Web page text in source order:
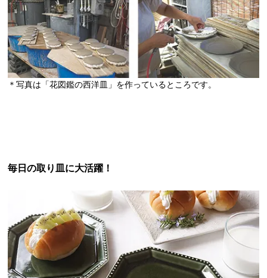
＊写真は「花図鑑の西洋皿」を作っているところです。
毎日の取り皿に大活躍！